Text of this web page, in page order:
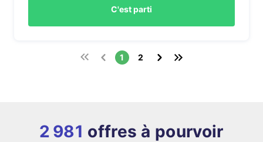
C'est parti
1 2
2 981 offres à pourvoir